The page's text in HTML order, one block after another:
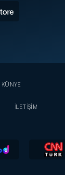
KÜNYE
İLETİŞİM